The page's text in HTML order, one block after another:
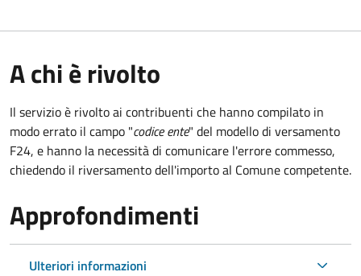
A chi è rivolto
Il servizio è rivolto ai contribuenti che hanno compilato in
modo errato il campo "codice ente" del modello di versamento
F24, e hanno la necessità di comunicare l'errore commesso,
chiedendo il riversamento dell'importo al Comune competente.
Approfondimenti
Ulteriori informazioni